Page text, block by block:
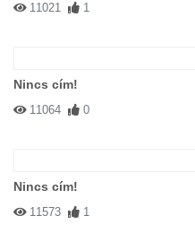
11021 1
Nincs cím!
11064 0
Nincs cím!
11573 1